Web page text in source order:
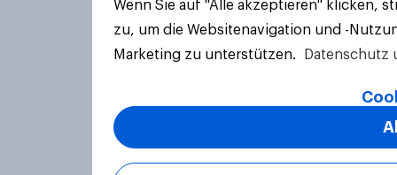
Wenn Sie auf "Alle akzeptieren" klicken,
zu, um die Websitenavigation und -
Marketing zu unterstützen.
Datenschutz